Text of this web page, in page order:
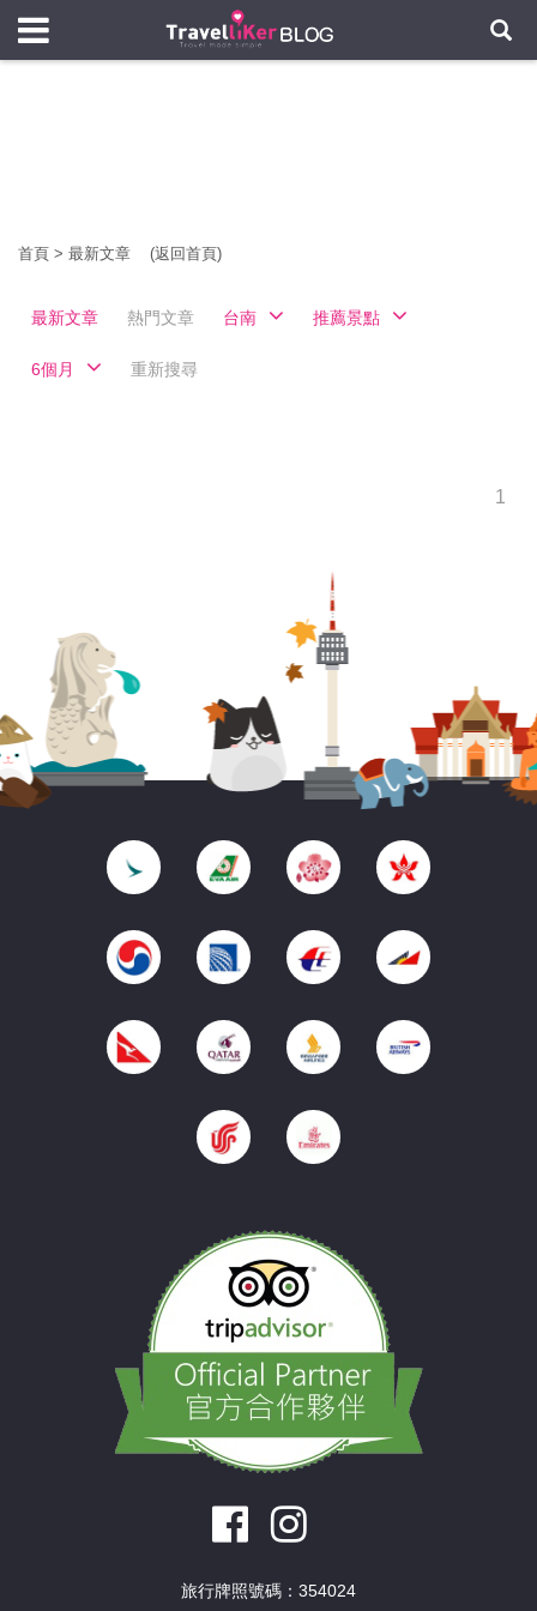
首頁 > 最新文章 (返回首頁)
最新文章 熱門文章 台南 推薦景點
6個月 重新搜尋
1
旅行牌照號碼：354024